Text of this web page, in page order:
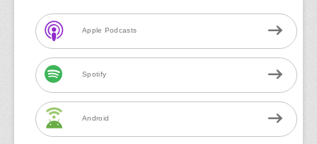
Apple Podcasts
Spotify
Android